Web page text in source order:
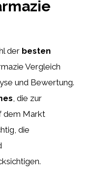
der besten
Vergleich
und Bewertung.
, die zur
dem Markt
die